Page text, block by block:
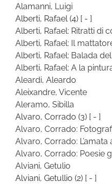
Alamanni, Luigi
Alberti, Rafael(4) [ - ]
Alberti, Rafael: Ritratti di
Alberti, Rafael: Il
Alberti, Rafael: Balada
Alberti, Rafael: A la
Aleardi, Aleardo
Aleixandre, Vicente
Aleramo, Sibilla
Alvaro, Corrado (3) [ - ]
Alvaro, Corrado:
Alvaro, Corrado:
Alvaro, Corrado: Poesie
Alviani, Getulio
Alviani, Getullio (2) [ - ]